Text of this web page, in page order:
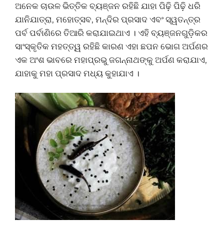
ଅନେକ ଚାଉଳ ଭିତ୍ତିକ ବ୍ୟଞ୍ଜନ ରହିଛି ଯାହା ପିଢ଼ି ପିଢ଼ି ଧରି
ଯାନିଯାତ୍ରା, ମହୋତ୍ସବ, ମନ୍ଦିର ପ୍ରସାଦ ଏବଂ ସ୍ୱତନ୍ତ୍ର
ପର୍ବ ପର୍ବାଣିରେ ତିଆରି କରାଯାଇଥାଏ । ଏହି ବ୍ୟଞ୍ଜନଗୁଡ଼ିକର
ସାଂସ୍କୃତିକ ମହତ୍ତ୍ୱ ରହିଛି କାରଣ ଏହା ଛପନ ଭୋଗ ଅର୍ପଣର
ଏକ ଅଂଶ ଭାବରେ ମହାପ୍ରଭୁ ଜଗନ୍ନାଥଙ୍କୁ ଅର୍ପଣ କରାଯାଏ,
ଯାହାକୁ ମହା ପ୍ରସାଦ ମଧ୍ୟ କୁହାଯାଏ ।